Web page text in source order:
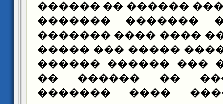
����� ����� ������
��� ������
������� ���� ����
������� ������
��� �� ���� ���
������� ��� ��
������� ����